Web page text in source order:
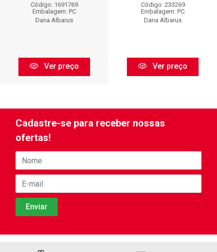
Código: 1691769
Embalagem: PC
Dana Albarus
Ver preço
Código: 233269
Embalagem: PC
Dana Albarus
Ver preço
Cadastre-se para receber nossas
ofertas!